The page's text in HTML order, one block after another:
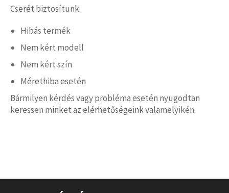
Cserét biztosítunk:
Hibás termék
Nem kért modell
Nem kért szín
Mérethiba esetén
Bármilyen kérdés vagy probléma esetén nyugodtan
keressen minket az elérhetőségeink valamelyikén.